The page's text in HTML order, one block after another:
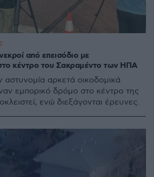
από επεισόδιο με
κέντρο του Σακραμέντο των ΗΠΑ
αρκετά οικοδομικά
εμπορικό δρόμο στο κέντρο της
ενώ διεξάγονται έρευνες.